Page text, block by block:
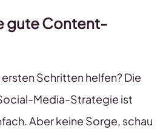
gute Content-
Schritten helfen? Die
Media-Strategie ist
Aber keine Sorge, schau